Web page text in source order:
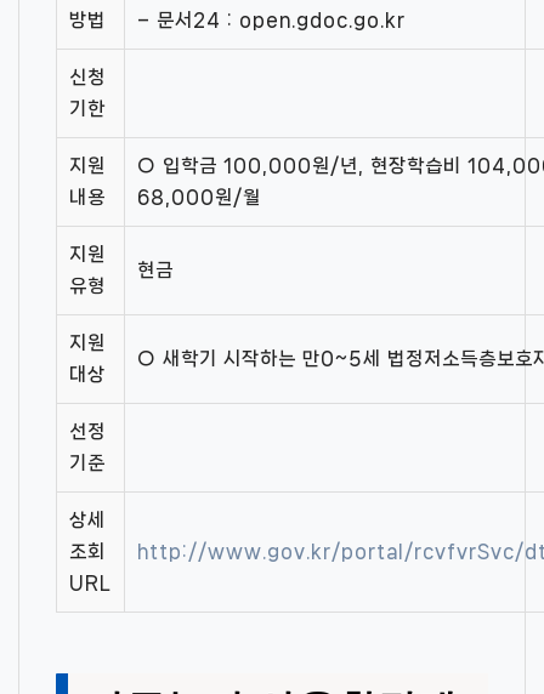
방법
– 문서24 : open.gdoc.go.kr
신청
기한
지원
내용
○ 입학금 100,000원/년, 현장학습비
68,000원/월
지원
유형
현금
지원
대상
○ 새학기 시작하는 만0~5세 법정저소득층보호
선정
기준
상세
조회
URL
http://www.gov.kr/portal/rcvfvrSvc/